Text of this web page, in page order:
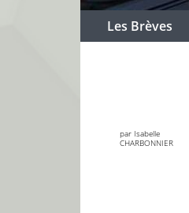
Les Brèves
par Isabelle
CHARBONNIER